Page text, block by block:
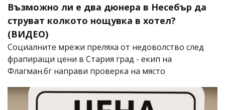
Възможно ли е два дюнера в Несебър да
струват колкото нощувка в хотел?
(ВИДЕО)
Социалните мрежи преляха от недоволство след
фрапиращи цени в Стария град - екип на
Флагман.бг направи проверка на място